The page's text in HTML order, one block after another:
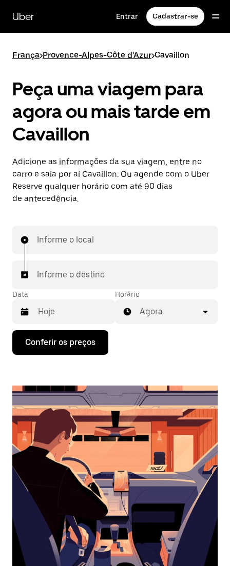
para
conteúdo
Uber Entrar Cadastrar-se
França>Provence-Alpes-Côte d'Azur>Cavaillon
Peça uma viagem para
agora ou mais tarde em
Cavaillon
Adicione as informações da sua viagem, entre no
carro e saia por aí Cavaillon. Ou agende com o Uber
Reserve qualquer horário com até 90 dias
de antecedência.
Informe o local
Informe o destino
Data
Pressione
seta
interagir
o
calendário
selecionar
uma
data.
Pressione
a
tecla
“ESC”
o
calendário.
Horário
Agora
Conferir os preços